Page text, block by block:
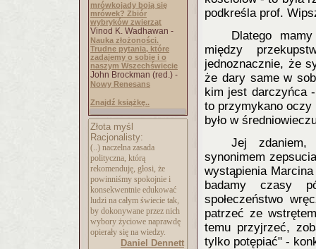
mrówkojady boją się
mrówek? Zbiór
wybryków zwierząt
Vinod K. Wadhawan -
Nauka złożoności.
Trudne pytania, które
zadajemy o sobie i o
naszym Wszechświecie
John Brockman (red.) -
Nowy Renesans
Znajdź książkę..
Złota myśl
Racjonalisty:
(..) naczelna zasada
polityczna, którą
rekomenduję, głosi, że
powinniśmy spokojnie i
konsekwentnie edukować
ludzi na całym świecie tak,
by dokonywane przez nich
wybory życiowe naprawdę
opierały się na wiedzy.
Daniel Dennett
podkreśla prof.
Dlatego
między
jednoznacznie, że
że dary same w
kim jest darczyńca
to przymykano oczy
było w
Jej zdaniem,
synonimem
wystąpienia
badamy czasy
społeczeństwo
patrzeć ze
temu przyjrzeć,
tylko potępiać" -